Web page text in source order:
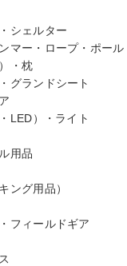
シェルター
マー・ロープ・ポール
・枕
グランドシート
LED）・ライト
用品
ング用品）
フィールドギア